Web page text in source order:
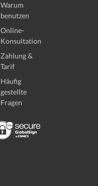
Warum
benutzen
Online-
Konsultation
Zahlung &
Tarif
Häufig
gestellte
Fragen